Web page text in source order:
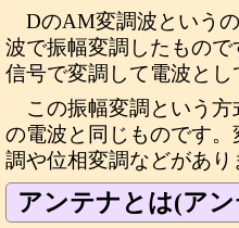
DのAM変調波という
波で振幅変調したもの
信号で変調して電波とし
この振幅変調という
の電波と同じものです
調や位相変調などがあり
アンテナとは(ア